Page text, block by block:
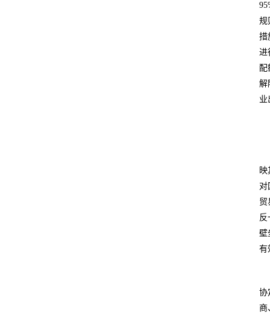
规
措
进
配
解
业
对
贸
反
壁
有
协
商